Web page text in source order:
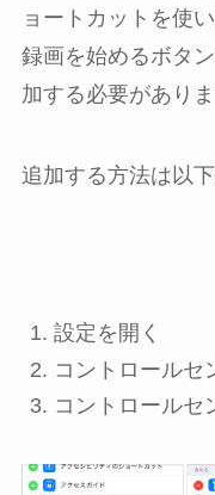
ョートカットを使
録画を始めるボタ
加する必要がありま
追加する方法は以
設定 を開く
コントロールセ
コントロールセ